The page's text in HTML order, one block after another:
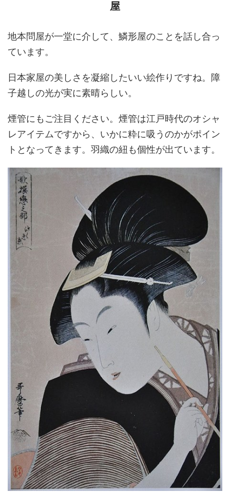
屋
地本問屋が一堂に介して、鱗形屋のことを話し合っ
ています。
日本家屋の美しさを凝縮したいい絵作りですね。障
子越しの光が実に素晴らしい。
煙管にもご注目ください。煙管は江戸時代のオシャ
レアイテムですから、いかに粋に吸うのかがポイン
トとなってきます。羽織の紐も個性が出ています。